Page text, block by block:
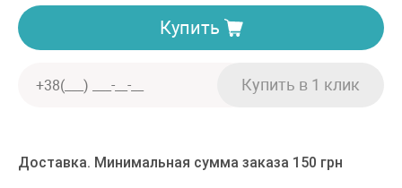
Купить
Доставка. Минимальная сумма заказа 150 грн